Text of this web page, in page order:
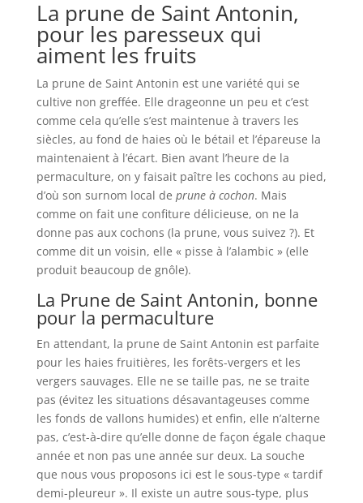
La prune de Saint Antonin,
pour les paresseux qui
aiment les fruits
La prune de Saint Antonin est une variété qui se
cultive non greffée. Elle drageonne un peu et c’est
comme cela qu’elle s’est maintenue à travers les
siècles, au fond de haies où le bétail et l’épareuse la
maintenaient à l’écart. Bien avant l’heure de la
permaculture, on y faisait paître les cochons au pied,
d’où son surnom local de prune à cochon. Mais
comme on fait une confiture délicieuse, on ne la
donne pas aux cochons (la prune, vous suivez ?). Et
comme dit un voisin, elle « pisse à l’alambic » (elle
produit beaucoup de gnôle).
La Prune de Saint Antonin, bonne
pour la permaculture
En attendant, la prune de Saint Antonin est parfaite
pour les haies fruitières, les forêts-vergers et les
vergers sauvages. Elle ne se taille pas, ne se traite
pas (évitez les situations désavantageuses comme
les fonds de vallons humides) et enfin, elle n’alterne
pas, c’est-à-dire qu’elle donne de façon égale chaque
année et non pas une année sur deux. La souche
que nous vous proposons ici est le sous-type « tardif
demi-pleureur ». Il existe un autre sous-type, plus